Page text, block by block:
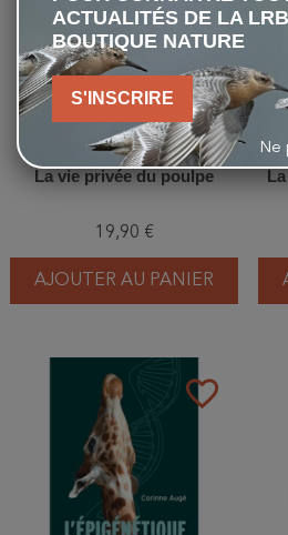
La vie privée du poulpe
19,90 €
AJOUTER AU PANIER
favorite_border
ACTUALITÉS DE LA
BOUTIQUE NATURE
S'INSCRIRE
Ne